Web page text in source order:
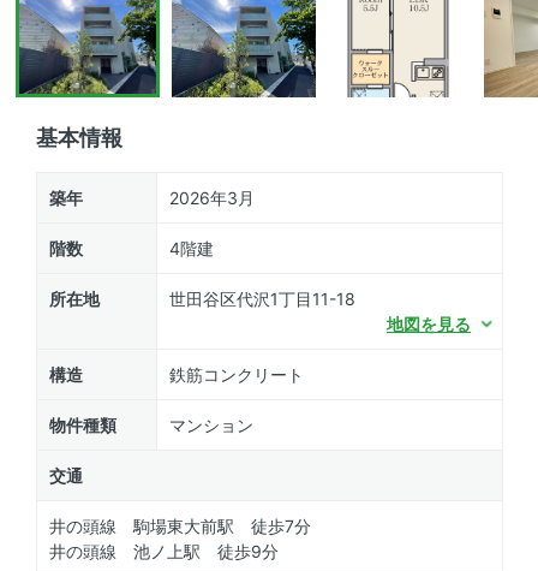
基本情報
築年 2026年3月
階数 4階建
所在地
世田谷区代沢1丁目11-18
地図を見る
構造 鉄筋コンクリート
物件種類 マンション
交通
井の頭線 駒場東大前駅 徒歩7分
井の頭線 池ノ上駅 徒歩9分